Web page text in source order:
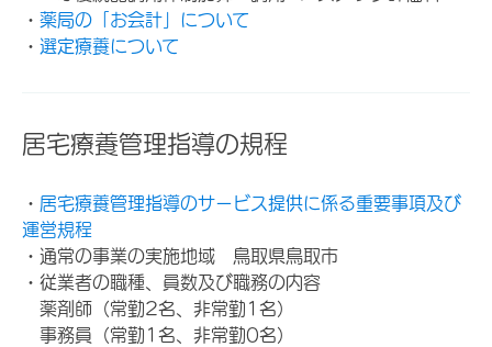
・ 薬局の「お会計」について
・ 選定療養について
居宅療養管理指導の規程
・ 居宅療養管理指導のサービス提供に係る重要事項及び
運営規程
・通常の事業の実施地域 鳥取県鳥取市
・従業者の職種、員数及び職務の内容
薬剤師（常勤2名、非常勤1名）
事務員（常勤1名、非常勤0名）